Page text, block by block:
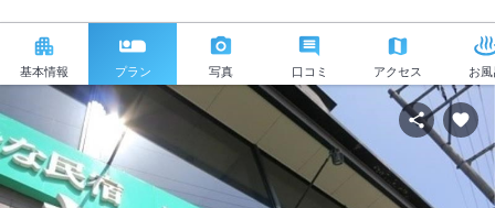
基本情報 プラン 写真 口コミ アクセス お